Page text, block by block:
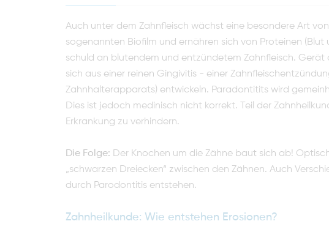
Auch unter dem Zahnfleisch wächst eine besondere Art
sogenannten Biofilm und ernähren sich von Proteinen (Blut
schuld an blutendem und entzündetem Zahnfleisch. Gerät
sich aus einer reinen Gingivitis - einer
Zahnhalterapparats) entwickeln. Paradontitits wird
Dies ist jedoch medinisch nicht korrekt. Teil der
Erkrankung zu verhindern.
Die Folge: Der Knochen um die Zähne baut sich ab!
„schwarzen Dreiecken“ zwischen den Zähnen. Auch
durch Parodontitis entstehen.
Zahnheilkunde: Wie entstehen Erosionen?